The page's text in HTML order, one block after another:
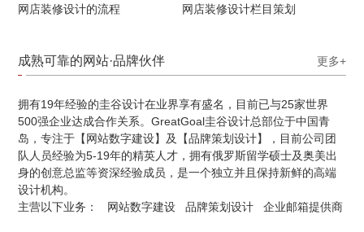
网店装修设计的流程
网店装修设计栏目策划
成熟可靠的网站·品牌伙伴 更多+
拥有19年经验的圭谷设计在业界享有盛名，目前已与25家世界
500强企业达成合作关系。GreatGoal圭谷设计总部位于中国青
岛，专注于【网站数字建设】及【品牌策划设计】，目前公司团
队人员经验为5-19年的精英人才，拥有俄罗斯留学硕士及奥美出
身的创意总监等资深经验成员，是一个独立并且保持新鲜的高端
设计机构。
主营以下业务： 网站数字建设 品牌策划设计 企业邮箱提供商